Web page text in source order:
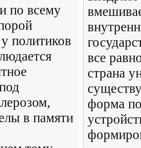
по всему
политиков
в памяти
все
страна
форма